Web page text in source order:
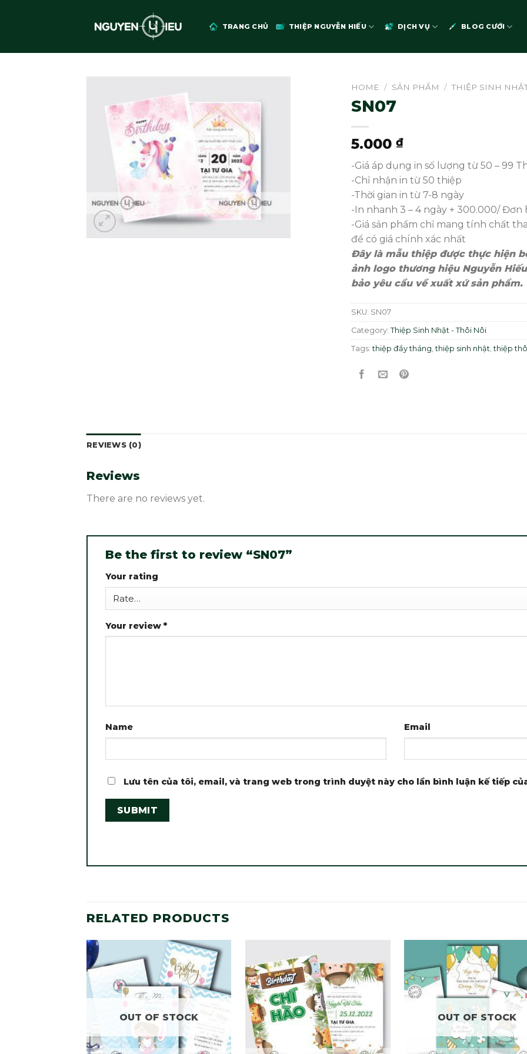
TRANG CHỦ THIỆP NGUYỄN HIẾU DỊCH VỤ BLOG CƯỚI
HOME / SẢN PHẨM / THIỆP SINH
SN07
5.000 ₫
-Giá áp dụng in số lượng từ 50 – 99
-Chỉ nhận in từ 50 thiệp
-Thời gian in từ 7-8 ngày
-In nhanh 3 – 4 ngày + 300.000/ Đơn
-Giá sản phẩm chỉ mang tính chất
để có giá chính xác nhất
Đây là mẫu thiệp được thực hiện
ảnh logo thương hiệu Nguyễn
bảo yêu cầu về xuất xứ sản phẩm.
SKU: SN07
Category: Thiệp Sinh Nhật - Thôi Nôi
Tags:thiệp đầy tháng ,thiệp sinh nhật ,thiệp
REVIEWS (0)
Reviews
There are no reviews yet.
Be the first to review “SN07”
Your rating
Your review *
Name Email
Lưu tên của tôi, email, và trang web trong trình duyệt này cho lần bình luận kế tiếp
RELATED PRODUCTS
OUT OF STOCK OUT OF STOCK